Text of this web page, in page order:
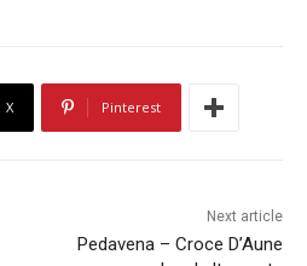
X Pinterest
Next article
Pedavena – Croce D’Aune